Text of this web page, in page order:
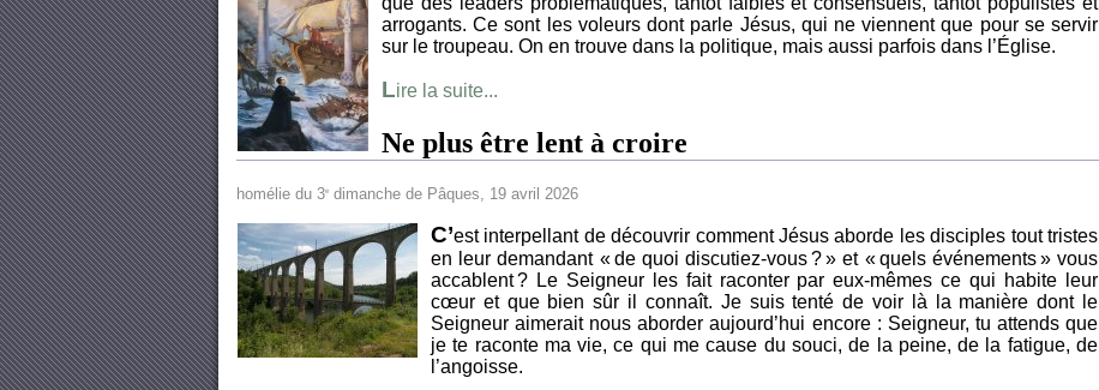
arrogants. Ce sont les voleurs dont parle Jésus, qui ne viennent que pour se servir
sur le troupeau. On en trouve dans la politique, mais aussi parfois dans l’Église.
Lire la suite...
Ne plus être lent à croire
homélie du 3e dimanche de Pâques, 19 avril 2026
C’est interpellant de découvrir comment Jésus aborde les disciples tout tristes
en leur demandant « de quoi discutiez-vous ? » et « quels événements » vous
accablent ? Le Seigneur les fait raconter par eux-mêmes ce qui habite leur
cœur et que bien sûr il connaît. Je suis tenté de voir là la manière dont le
Seigneur aimerait nous aborder aujourd’hui encore : Seigneur, tu attends que
je te raconte ma vie, ce qui me cause du souci, de la peine, de la fatigue, de
l’angoisse.